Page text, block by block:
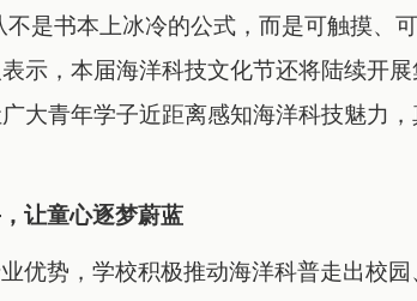
不是书本上冰冷的公式，而是可触摸、
示，本届海洋科技文化节还将陆续开
大青年学子近距离感知海洋科技魅力
让童心逐梦蔚蓝
优势，学校积极推动海洋科普走出校